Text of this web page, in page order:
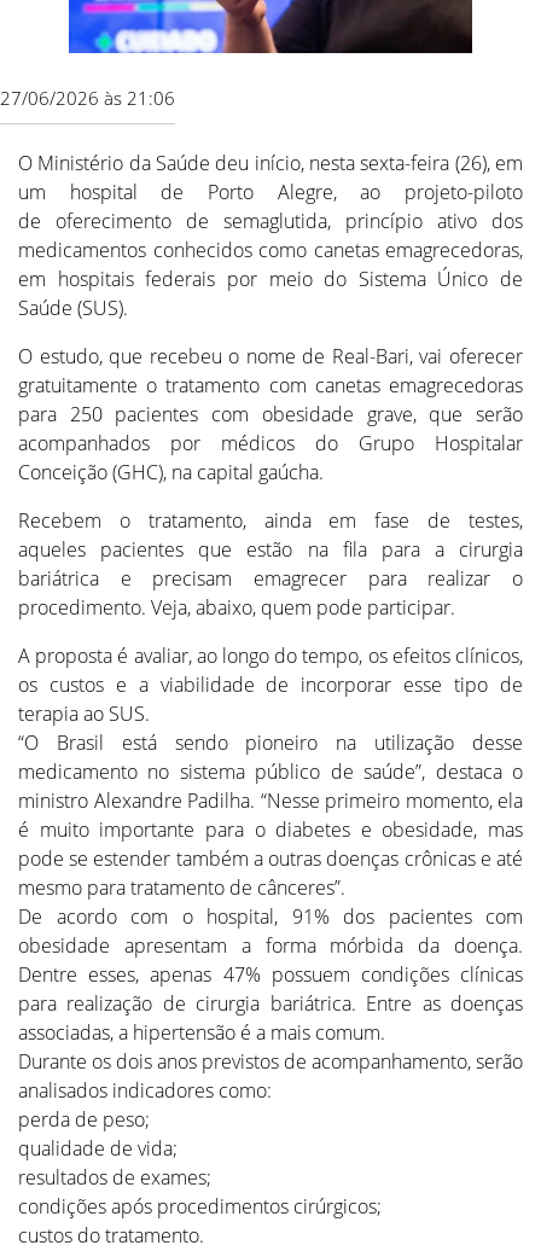
27/06/2026 às 21:06
O Ministério da Saúde deu início, nesta sexta-feira (26), em
um hospital de Porto Alegre, ao projeto-piloto
de oferecimento de semaglutida, princípio ativo dos
medicamentos conhecidos como canetas emagrecedoras,
em hospitais federais por meio do Sistema Único de
Saúde (SUS).
O estudo, que recebeu o nome de Real-Bari, vai oferecer
gratuitamente o tratamento com canetas emagrecedoras
para 250 pacientes com obesidade grave, que serão
acompanhados por médicos do Grupo Hospitalar
Conceição (GHC), na capital gaúcha.
Recebem o tratamento, ainda em fase de testes,
aqueles pacientes que estão na fila para a cirurgia
bariátrica e precisam emagrecer para realizar o
procedimento. Veja, abaixo, quem pode participar.
A proposta é avaliar, ao longo do tempo, os efeitos clínicos,
os custos e a viabilidade de incorporar esse tipo de
terapia ao SUS.
“O Brasil está sendo pioneiro na utilização desse
medicamento no sistema público de saúde”, destaca o
ministro Alexandre Padilha. “Nesse primeiro momento, ela
é muito importante para o diabetes e obesidade, mas
pode se estender também a outras doenças crônicas e até
mesmo para tratamento de cânceres”.
De acordo com o hospital, 91% dos pacientes com
obesidade apresentam a forma mórbida da doença.
Dentre esses, apenas 47% possuem condições clínicas
para realização de cirurgia bariátrica. Entre as doenças
associadas, a hipertensão é a mais comum.
Durante os dois anos previstos de acompanhamento, serão
analisados indicadores como:
perda de peso;
qualidade de vida;
resultados de exames;
condições após procedimentos cirúrgicos;
custos do tratamento.